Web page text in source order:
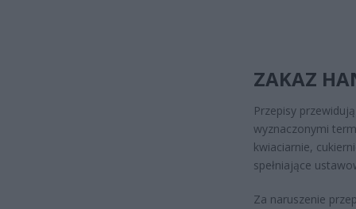
ZAKAZ
Przepisy
wyznaczonymi
kwiaciarnie,
spełniające
Za naruszenie